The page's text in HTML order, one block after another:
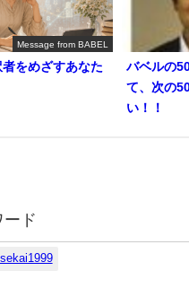
Message from BABEL
者をめざすあなた
バベルの
て、次の
い！！
ード